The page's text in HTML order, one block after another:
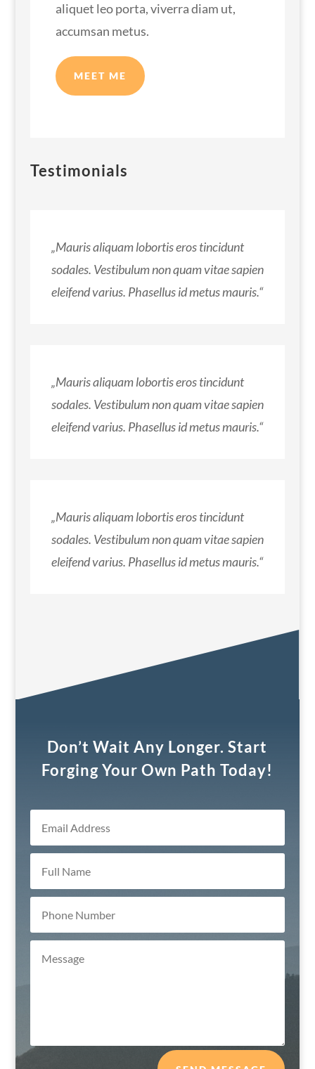
aliquet leo porta, viverra diam ut,
accumsan metus.
MEET ME
Testimonials
„Mauris aliquam lobortis eros tincidunt
sodales. Vestibulum non quam vitae sapien
eleifend varius. Phasellus id metus mauris.“
„Mauris aliquam lobortis eros tincidunt
sodales. Vestibulum non quam vitae sapien
eleifend varius. Phasellus id metus mauris.“
„Mauris aliquam lobortis eros tincidunt
sodales. Vestibulum non quam vitae sapien
eleifend varius. Phasellus id metus mauris.“
Don’t Wait Any Longer. Start
Forging Your Own Path Today!